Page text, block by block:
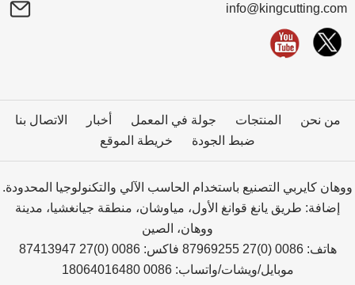
info@kingcutting.com
من نحن المنتجات جولة في المعمل أخبار
الاتصال بنا
ضبط الجودة
خريطة الموقع
ووهان كايربي التصنيع باستخدام الحاسب الآلي والتكنولوجيا المحدودة.
إضافة: طريق يانغ قوانغ الأول، مياوشان، منطقة جيانغشيا، مدينة
ووهان، الصين
هاتف: 0086 (0)27 87969255 فاكس: 0086 (0)27 87413947
موبايل/ويشات/واتساب: 0086 18064016480